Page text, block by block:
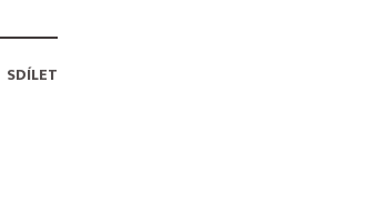
SDÍLET